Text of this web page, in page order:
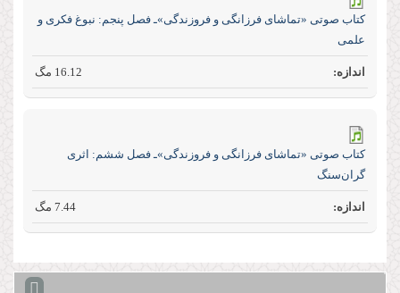
كتاب صوتی «تماشای فرزانگی و فروزندگی»ـ فصل پنجم: نبوغ فكرى و
علمى
16.12 مگ
كتاب صوتی «تماشای فرزانگی و فروزندگی»ـ فصل ششم: اثرى
گران‌سنگ
7.44 مگ